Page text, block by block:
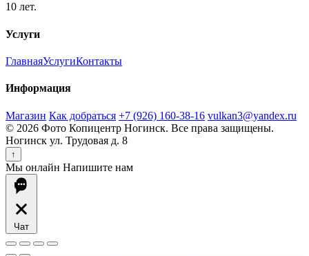
10 лет.
Услуги
ГлавнаяУслугиКонтакты
Информация
Магазин Как добраться +7 (926) 160-38-16 vulkan3@yandex.ru
© 2026 Фото Копицентр Ногинск. Все права защищены.
Ногинск ул. Трудовая д. 8
↑
Мы онлайн Напишите нам
Чат